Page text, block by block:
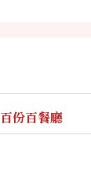
份百餐廳